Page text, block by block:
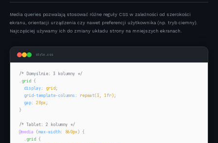
Media queries pozwalają stosować różne reguły CSS w zależności od szerokości
ekranu, orientacji urządzenia czy nawet preferencji użytkownika (np. tryb ciemny).
Najczęściej używamy ich do zmiany układu strony na mniejszych ekranach.
style.css
/* Domyślnie: 3 kolumny */
.grid {
display : grid ;
grid-template-columns : repeat(3, 1fr) ;
gap : 20px ;
}
/* Tablet: 2 kolumny */
@media (max-width : 860px) {
.grid {